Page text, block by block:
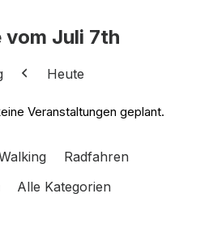
vom Juli 7th
Zurück
Heute
Veranstaltungen geplant.
Radfahren
Alle Kategorien